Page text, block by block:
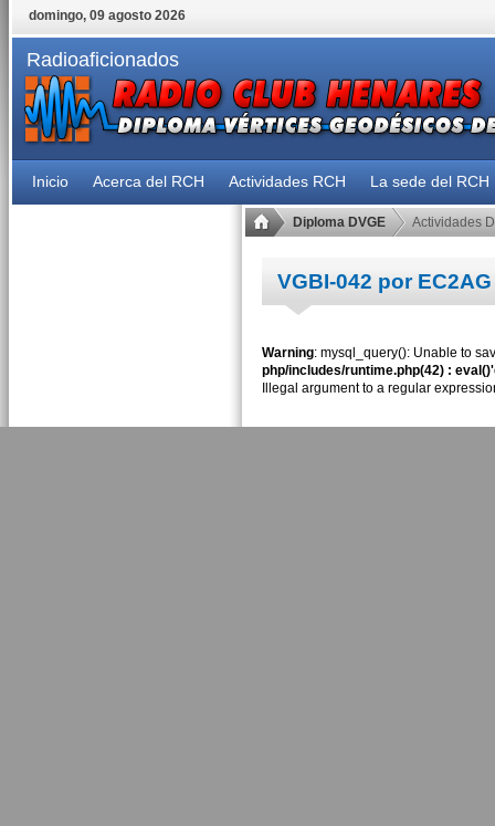
domingo, 09 agosto 2026
Radioaficionados
Inicio Acerca del RCH Actividades RCH La sede del RCH
Diploma DVGE Actividades
VGBI-042 por EC2AG
Warning: mysql_query(): Unable to
php/includes/runtime.php(42) :
Illegal argument to a regular